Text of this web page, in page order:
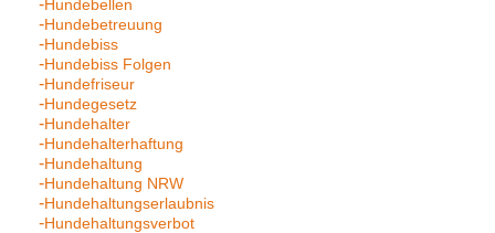
Hundebellen
Hundebetreuung
Hundebiss
Hundebiss Folgen
Hundefriseur
Hundegesetz
Hundehalter
Hundehalterhaftung
Hundehaltung
Hundehaltung NRW
Hundehaltungserlaubnis
Hundehaltungsverbot